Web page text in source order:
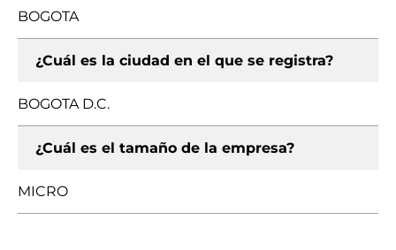
BOGOTA
¿Cuál es la ciudad en el que se registra?
BOGOTA D.C.
¿Cuál es el tamaño de la empresa?
MICRO